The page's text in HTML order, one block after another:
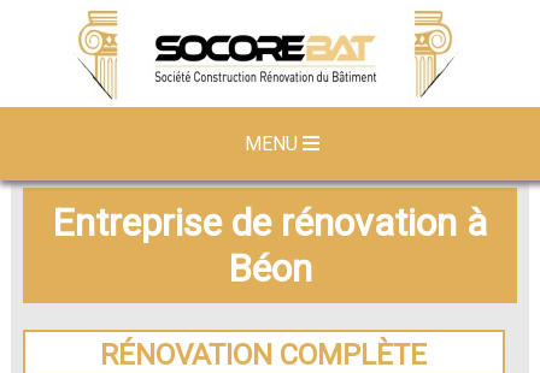
MENU
Entreprise de rénovation à
Béon
RÉNOVATION COMPLÈTE